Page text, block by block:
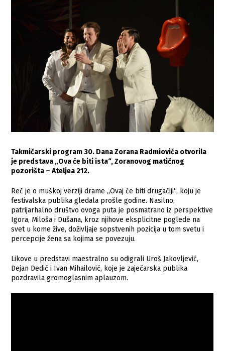
Takmičarski program 30. Dana Zorana Radmiovića otvorila
je predstava „Ova će biti ista“, Zoranovog matičnog
pozorišta – Ateljea 212.
Reč je o muškoj verziji drame „Ovaj će biti drugačiji“, koju je
festivalska publika gledala prošle godine. Nasilno,
patrijarhalno društvo ovoga puta je posmatrano iz perspektive
Igora, Miloša i Dušana, kroz njihove eksplicitne poglede na
svet u kome žive, doživljaje sopstvenih pozicija u tom svetu i
percepcije žena sa kojima se povezuju.
Likove u predstavi maestralno su odigrali Uroš Jakovljević,
Dejan Dedić i Ivan Mihailović, koje je zaječarska publika
pozdravila gromoglasnim aplauzom.